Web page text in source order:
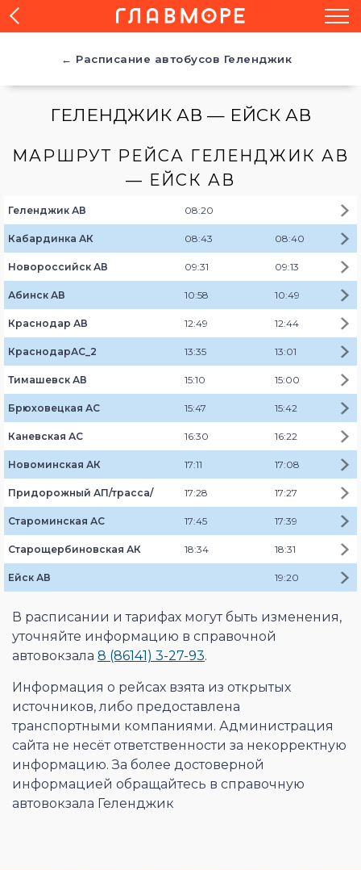
← Расписание автобусов Геленджик
ГЕЛЕНДЖИК АВ — ЕЙСК АВ
МАРШРУТ РЕЙСА ГЕЛЕНДЖИК АВ
— ЕЙСК АВ
Геленджик АВ 08:20
Кабардинка АК 08:43 08:40
Новороссийск АВ 09:31 09:13
Абинск АВ 10:58 10:49
Краснодар АВ 12:49 12:44
КраснодарАС_2 13:35 13:01
Тимашевск АВ 15:10 15:00
Брюховецкая АС 15:47 15:42
Каневская АС 16:30 16:22
Новоминская АК 17:11 17:08
Придорожный АП/трасса/ 17:28 17:27
Староминская АС 17:45 17:39
Старощербиновская АК 18:34 18:31
Ейск АВ 19:20
В расписании и тарифах могут быть изменения,
уточняйте информацию в справочной
автовокзала 8 (86141) 3-27-93.
Информация о рейсах взята из открытых
источников, либо предоставлена
транспортными компаниями. Администрация
сайта не несёт ответственности за некорректную
информацию. За более достоверной
информацией обращайтесь в справочную
автовокзала Геленджик